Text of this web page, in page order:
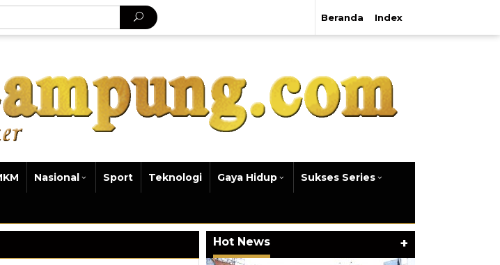
Beranda Index
Nasional Sport Teknologi Gaya Hidup Sukses Series
Hot News +